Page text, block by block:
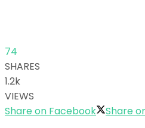
74
SHARES
1.2k
VIEWS
Share on Facebook
Share